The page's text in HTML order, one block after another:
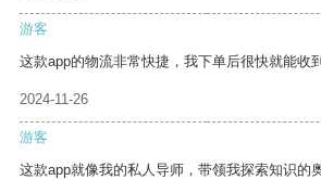
游客
这款app的物流非常快捷，我下单后很快就能收
2024-11-26
游客
这款app就像我的私人导师，带领我探索知识的奥